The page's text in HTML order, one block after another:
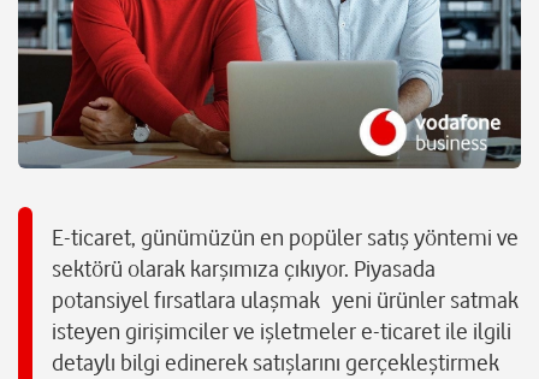
E-ticaret, günümüzün en popüler satış yöntemi ve
sektörü olarak karşımıza çıkıyor. Piyasada
potansiyel fırsatlara ulaşmak yeni ürünler satmak
isteyen girişimciler ve işletmeler e-ticaret ile ilgili
detaylı bilgi edinerek satışlarını gerçekleştirmek